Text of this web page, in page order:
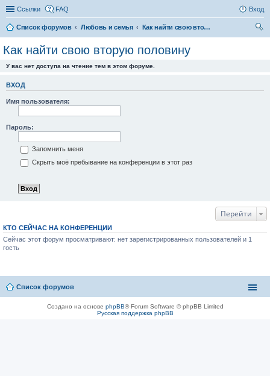
Ссылки FAQ Вход
Список форумов Любовь и семья
Как найти свою вторую половину
Как найти свою вторую половину
У вас нет доступа на чтение тем в этом форуме.
ВХОД
Имя пользователя:
Пароль:
Запомнить меня
Скрыть моё пребывание на конференции в этот раз
Перейти
КТО СЕЙЧАС НА КОНФЕРЕНЦИИ
Сейчас этот форум просматривают: нет зарегистрированных пользователей и 1
гость
Список форумов
Создано на основе phpBB® Forum Software © phpBB Limited
Русская поддержка phpBB